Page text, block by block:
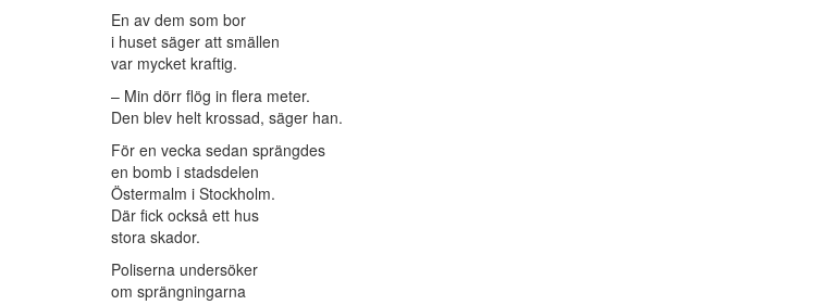
En av dem som bor
i huset säger att smällen
var mycket kraftig.
– Min dörr flög in flera meter.
Den blev helt krossad, säger han.
För en vecka sedan sprängdes
en bomb i stadsdelen
Östermalm i Stockholm.
Där fick också ett hus
stora skador.
Poliserna undersöker
om sprängningarna